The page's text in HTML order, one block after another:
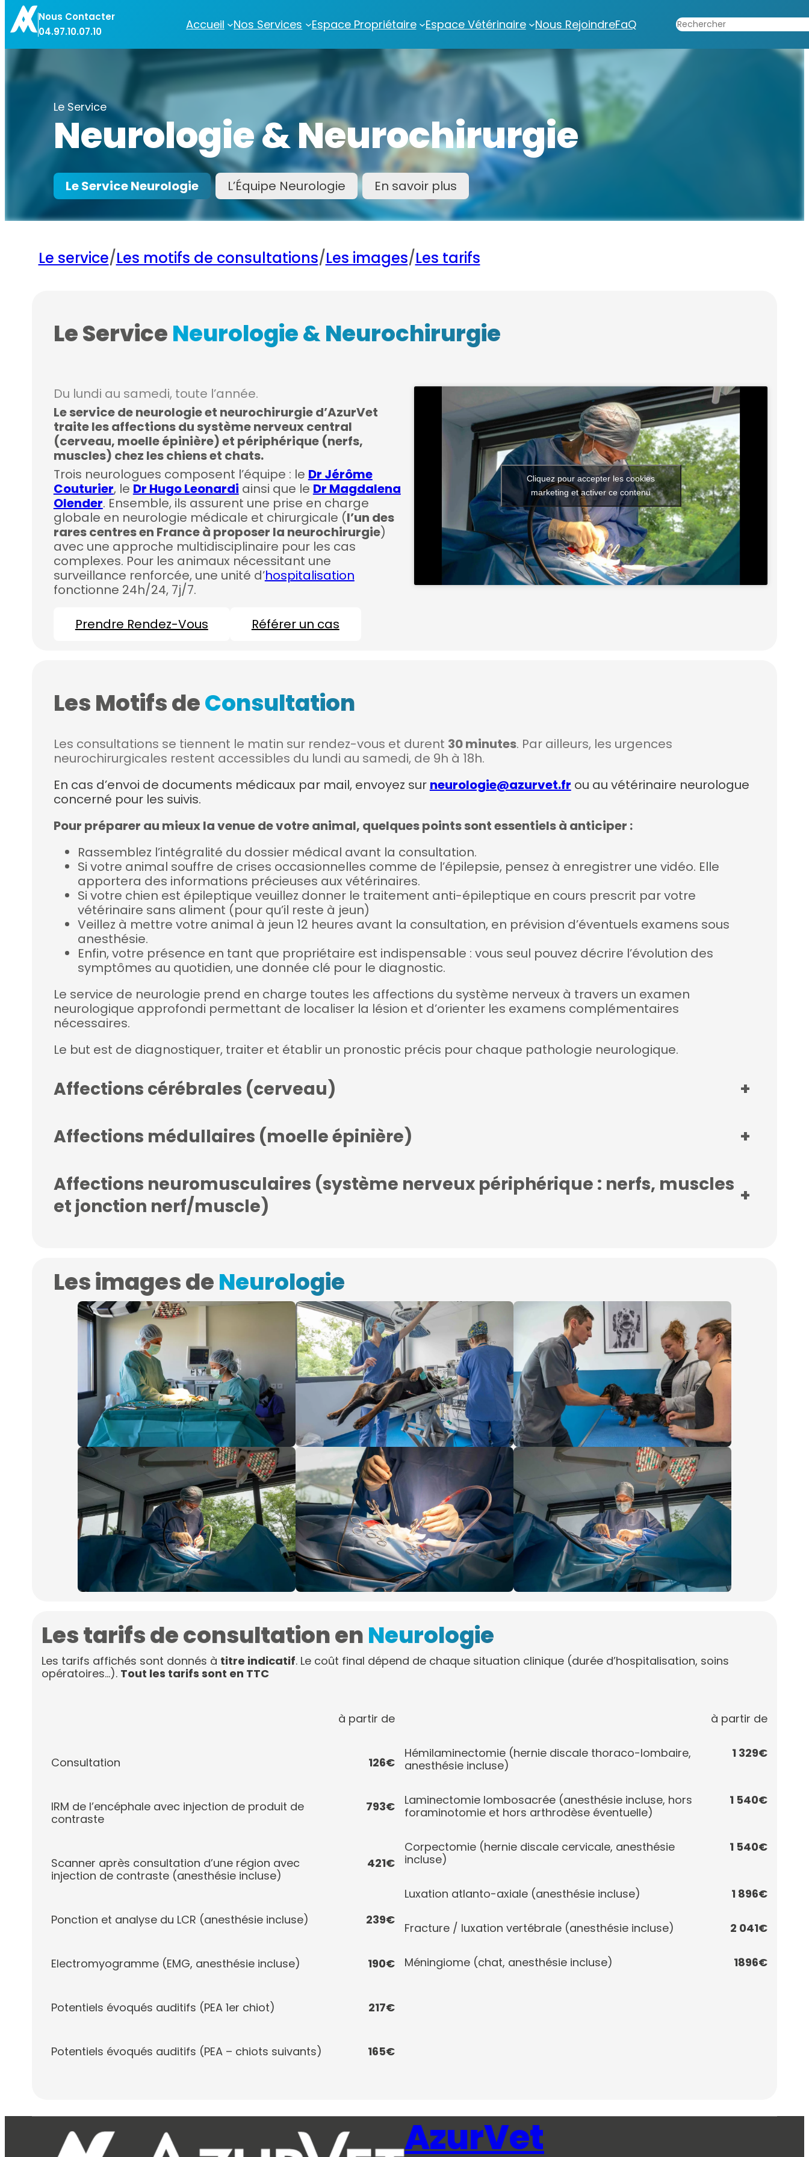
Nous Contacter
04.97.10.07.10
Accueil Nos Services Espace Propriétaire Espace Vétérinaire Nous RejoindreFaQ Rechercher
Le Service
Neurologie & Neurochirurgie
Le Service Neurologie L’Équipe Neurologie En savoir plus
Le service/Les motifs de consultations/Les images/Les tarifs
Le ServiceNeurologie & Neurochirurgie
Du lundi au samedi, toute l’année.
Le service de neurologie et neurochirurgie d’AzurVet
traite les affections du système nerveux central
(cerveau, moelle épinière) et périphérique (nerfs,
muscles) chez les chiens et chats.
Trois neurologues composent l’équipe : le Dr Jérôme
Couturier, le Dr Hugo Leonardi ainsi que le Dr Magdalena
Olender. Ensemble, ils assurent une prise en charge
globale en neurologie médicale et chirurgicale (l’un des
rares centres en France à proposer la neurochirurgie)
avec une approche multidisciplinaire pour les cas
complexes. Pour les animaux nécessitant une
surveillance renforcée, une unité d’hospitalisation
fonctionne 24h/24, 7j/7.
Prendre Rendez-Vous Référer un cas
Cliquez pour accepter les cookies
marketing et activer ce contenu
Les Motifs deConsultation
Les consultations se tiennent le matin sur rendez-vous et durent 30 minutes. Par ailleurs, les urgences
neurochirurgicales restent accessibles du lundi au samedi, de 9h à 18h.
En cas d’envoi de documents médicaux par mail, envoyez sur neurologie@azurvet.fr ou au vétérinaire neurologue
concerné pour les suivis.
Pour préparer au mieux la venue de votre animal, quelques points sont essentiels à anticiper :
Rassemblez l’intégralité du dossier médical avant la consultation.
Si votre animal souffre de crises occasionnelles comme de l’épilepsie, pensez à enregistrer une vidéo. Elle
apportera des informations précieuses aux vétérinaires.
Si votre chien est épileptique veuillez donner le traitement anti-épileptique en cours prescrit par votre
vétérinaire sans aliment (pour qu’il reste à jeun)
Veillez à mettre votre animal à jeun 12 heures avant la consultation, en prévision d’éventuels examens sous
anesthésie.
Enfin, votre présence en tant que propriétaire est indispensable : vous seul pouvez décrire l’évolution des
symptômes au quotidien, une donnée clé pour le diagnostic.
Le service de neurologie prend en charge toutes les affections du système nerveux à travers un examen
neurologique approfondi permettant de localiser la lésion et d’orienter les examens complémentaires
nécessaires.
Le but est de diagnostiquer, traiter et établir un pronostic précis pour chaque pathologie neurologique.
Affections cérébrales (cerveau) +
Affections médullaires (moelle épinière) +
Affections neuromusculaires (système nerveux périphérique : nerfs, muscles
et jonction nerf/muscle)
+
Les images deNeurologie
Les tarifs de consultation enNeurologie
Les tarifs affichés sont donnés à titre indicatif. Le coût final dépend de chaque situation clinique (durée d’hospitalisation, soins
opératoires…). Tout les tarifs sont en TTC
à partir de
Consultation 126€
IRM de l’encéphale avec injection de produit de
contraste
793€
Scanner après consultation d’une région avec
injection de contraste (anesthésie incluse)
421€
Ponction et analyse du LCR (anesthésie incluse) 239€
Electromyogramme (EMG, anesthésie incluse) 190€
Potentiels évoqués auditifs (PEA 1er chiot) 217€
Potentiels évoqués auditifs (PEA – chiots suivants) 165€
à partir de
Hémilaminectomie (hernie discale thoraco-lombaire,
anesthésie incluse)
1 329€
Laminectomie lombosacrée (anesthésie incluse, hors
foraminotomie et hors arthrodèse éventuelle)
1 540€
Corpectomie (hernie discale cervicale, anesthésie
incluse)
1 540€
Luxation atlanto-axiale (anesthésie incluse) 1 896€
Fracture / luxation vertébrale (anesthésie incluse) 2 041€
Méningiome (chat, anesthésie incluse) 1896€
AzurVet